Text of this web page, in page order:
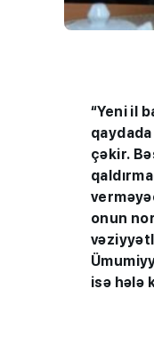
“Yeni il
çəkir.
onun
isə hələ